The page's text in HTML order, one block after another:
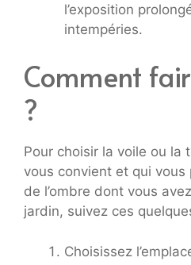
l’exposition
intempéries.
Comment
?
Pour choisir la voile ou la
vous convient et qui
de l’ombre dont vous
jardin, suivez ces
Choisissez